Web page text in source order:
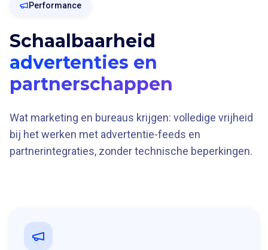
Performance
Schaalbaarheid
advertenties en
partnerschappen
Wat marketing en bureaus krijgen: volledige vrijheid
bij het werken met advertentie-feeds en
partnerintegraties, zonder technische beperkingen.